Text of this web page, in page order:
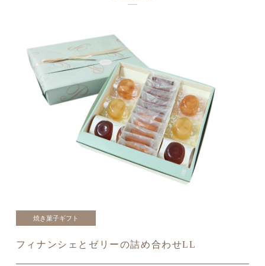
焼き菓子ギフト
フィナンシェとゼリーの詰め合わせLL